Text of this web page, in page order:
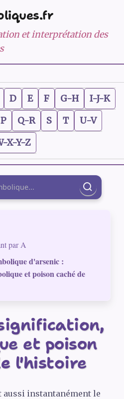
et interprétation des
D E F G-H
I-J-K
P Q-R S T
U-V
X-Y-Z
par A
d'arsenic :
et poison caché de
et poison
l'histoire
aussi instantanément le